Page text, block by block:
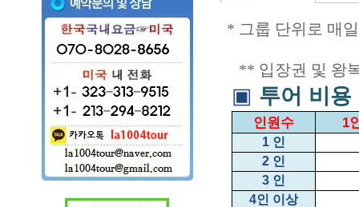
* 그룹 단위로 매
** 입장권 및 왕
▣ 투어 비용
인원수 1
1 인
2 인
3 인
4인 이상